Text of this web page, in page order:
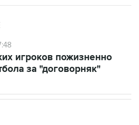
игроков пожизненно
за "договорняк"